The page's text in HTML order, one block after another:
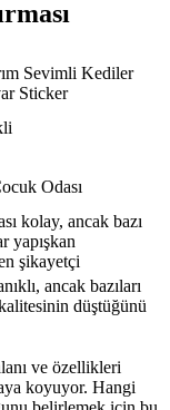
Sevimli Kediler
Sticker
Odası
kolay, ancak bazı
yapışkan
şikayetçi
ancak bazıları
düştüğünü
ve özellikleri
koyuyor. Hangi